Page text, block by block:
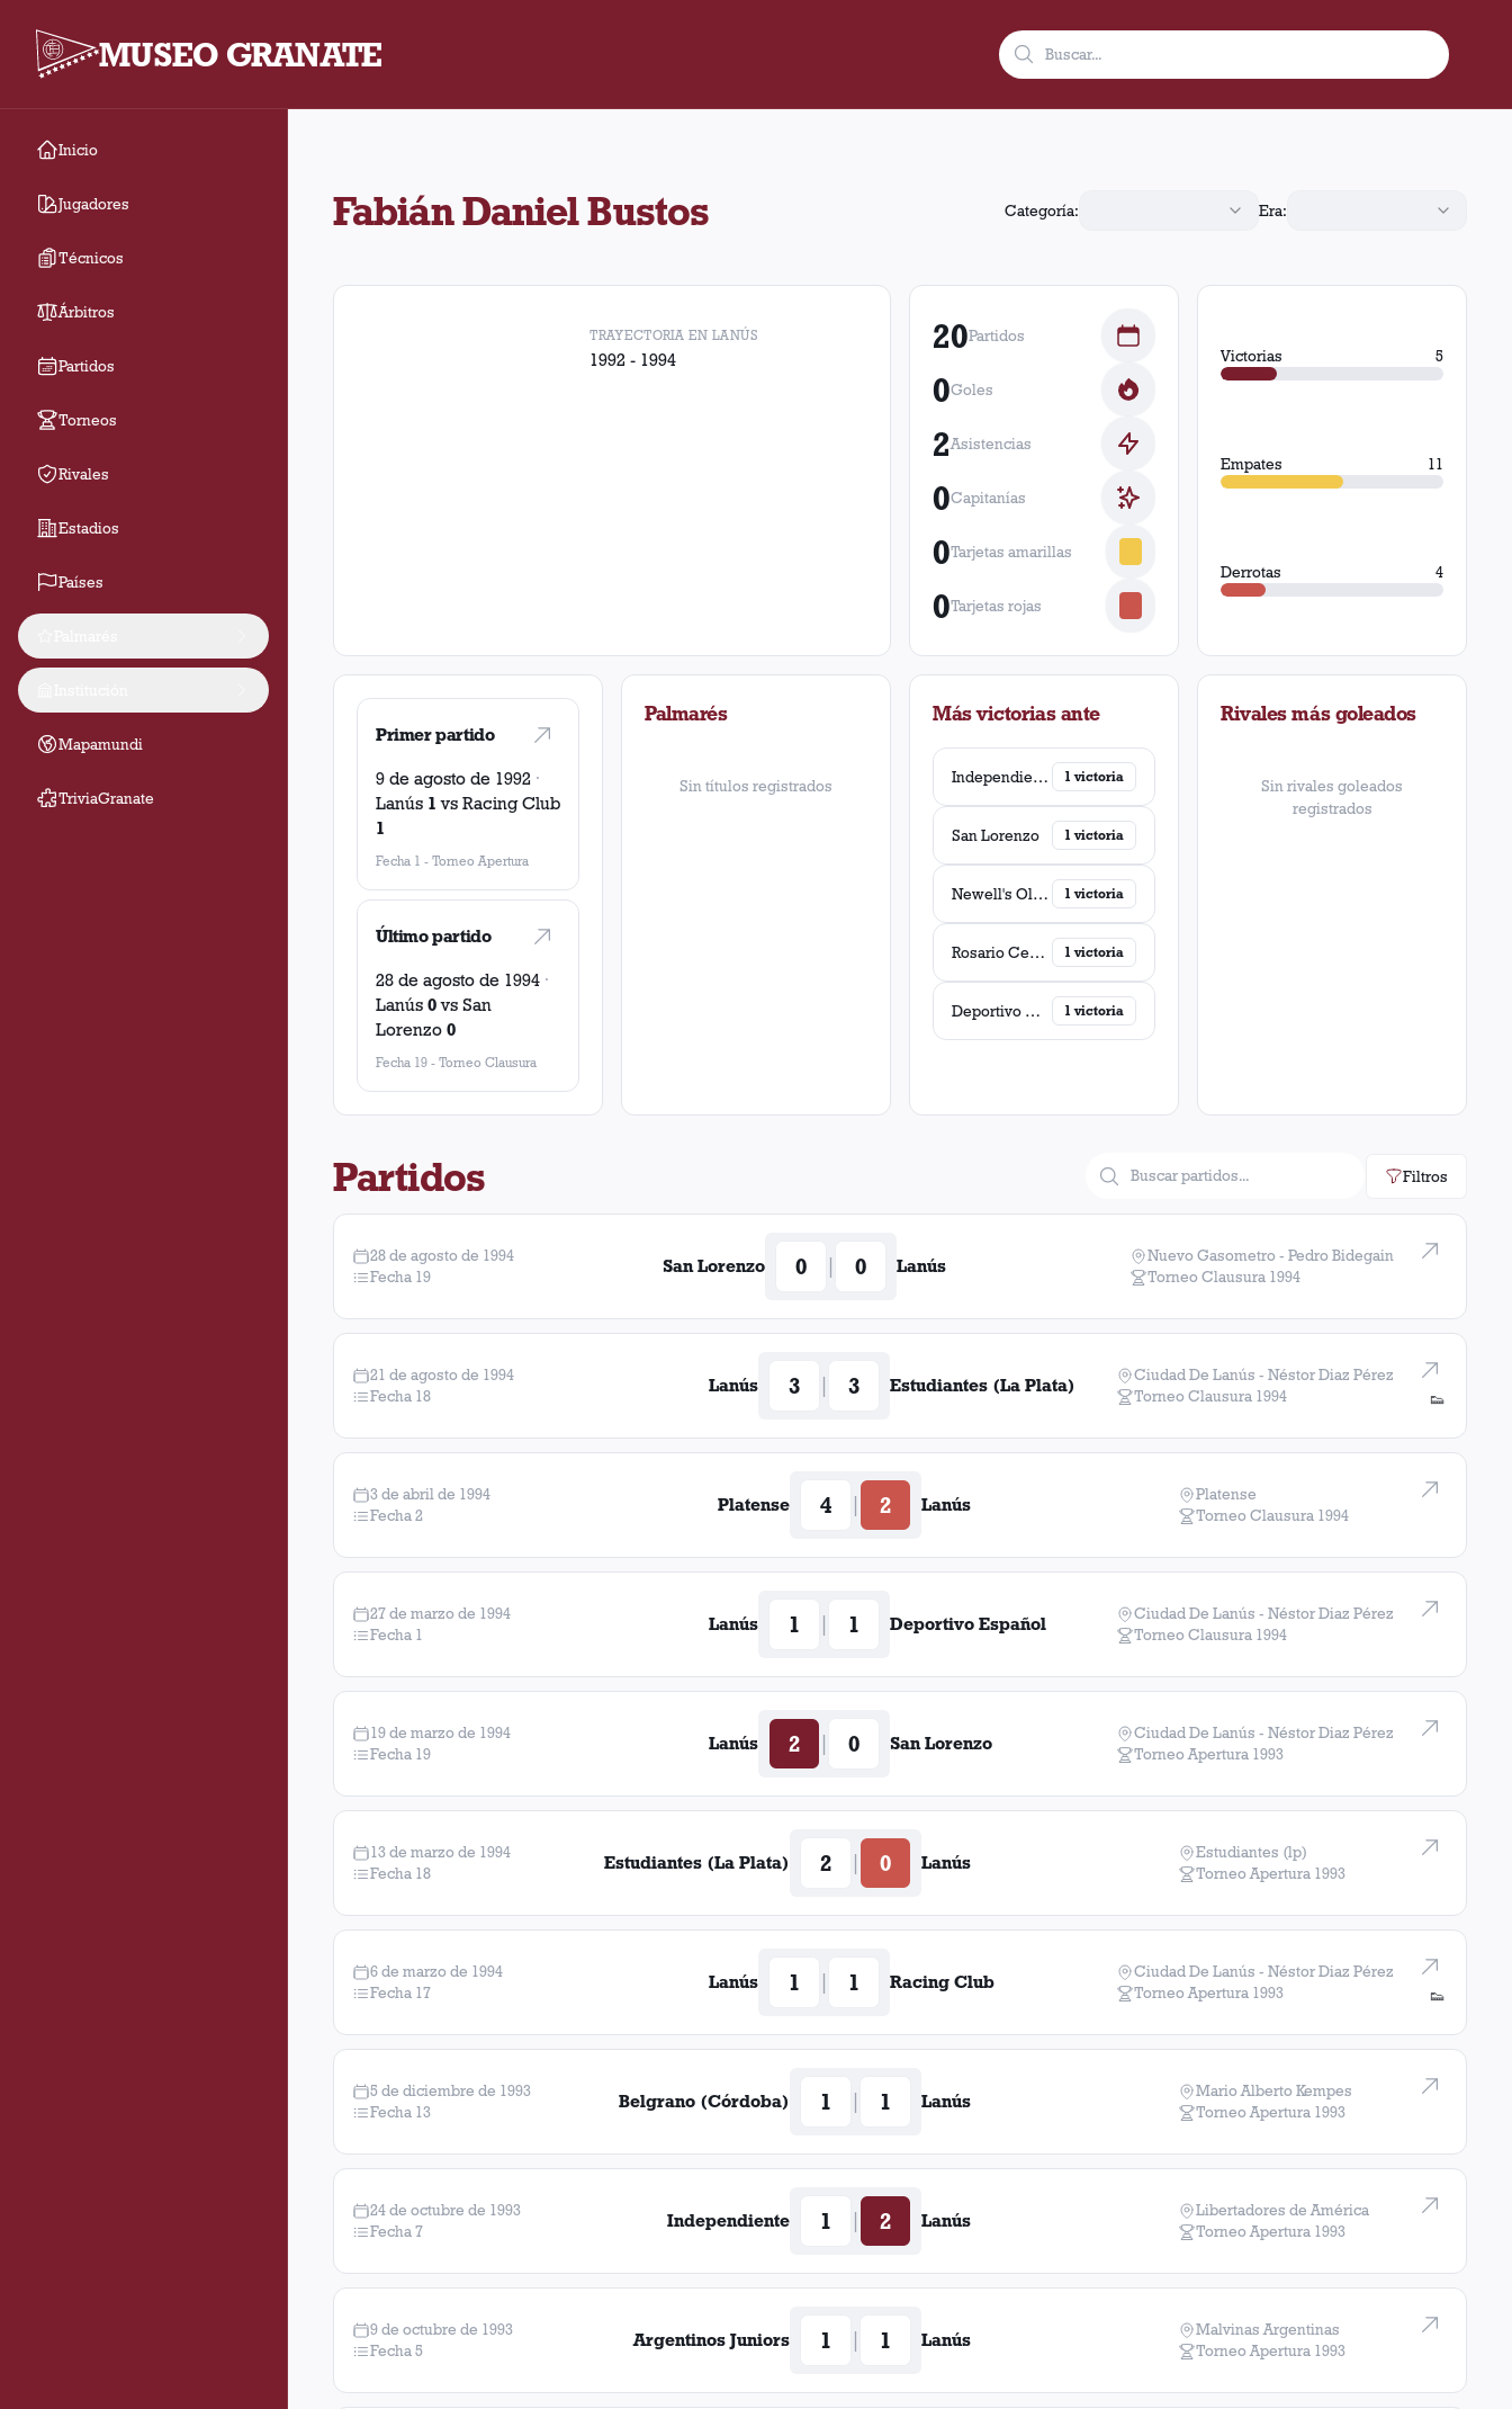
MUSEO GRANATE
Inicio
Jugadores
Técnicos
Árbitros
Partidos
Torneos
Rivales
Estadios
Países
Mapamundi
TriviaGranate
Fabián Daniel Bustos Categoría: Era:
TRAYECTORIA EN LANÚS
1992 - 1994
20Partidos
0Goles
2Asistencias
0Capitanías
0Tarjetas amarillas
0Tarjetas rojas
Victorias 5
Empates 11
Derrotas 4
Primer partido
9 de agosto de 1992 ·
Lanús 1 vs Racing Club
1
Fecha 1 - Torneo Apertura
Último partido
28 de agosto de 1994 ·
Lanús 0vs San
Lorenzo 0
Fecha 19 - Torneo Clausura
Palmarés
Sin títulos registrados
Más victorias ante
Independiente 1 victoria
San Lorenzo 1 victoria
Newell's Old Boys 1 victoria
Rosario Central 1 victoria
Deportivo Mandiyú 1 victoria
Rivales más goleados
Sin rivales goleados
registrados
Partidos Filtros
28 de agosto de 1994
Fecha 19
San Lorenzo 0 0 Lanús
Nuevo Gasometro - Pedro Bidegain
Torneo Clausura 1994
👟
21 de agosto de 1994
Fecha 18
Lanús 3 3 Estudiantes (La Plata)
Ciudad De Lanús - Néstor Diaz Pérez
Torneo Clausura 1994
3 de abril de 1994
Fecha 2
Platense 4 2 Lanús
Platense
Torneo Clausura 1994
27 de marzo de 1994
Fecha 1
Lanús 1 1 Deportivo Español
Ciudad De Lanús - Néstor Diaz Pérez
Torneo Clausura 1994
19 de marzo de 1994
Fecha 19
Lanús 2 0 San Lorenzo
Ciudad De Lanús - Néstor Diaz Pérez
Torneo Apertura 1993
13 de marzo de 1994
Fecha 18
Estudiantes (La Plata) 2 0 Lanús
Estudiantes (lp)
Torneo Apertura 1993
👟
6 de marzo de 1994
Fecha 17
Lanús 1 1 Racing Club
Ciudad De Lanús - Néstor Diaz Pérez
Torneo Apertura 1993
5 de diciembre de 1993
Fecha 13
Belgrano (Córdoba) 1 1 Lanús
Mario Alberto Kempes
Torneo Apertura 1993
24 de octubre de 1993
Fecha 7
Independiente 1 2 Lanús
Libertadores de América
Torneo Apertura 1993
9 de octubre de 1993
Fecha 5
Argentinos Juniors 1 1 Lanús
Malvinas Argentinas
Torneo Apertura 1993